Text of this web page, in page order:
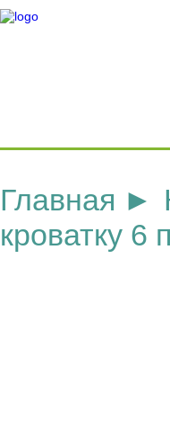
Главная
кроватку 6